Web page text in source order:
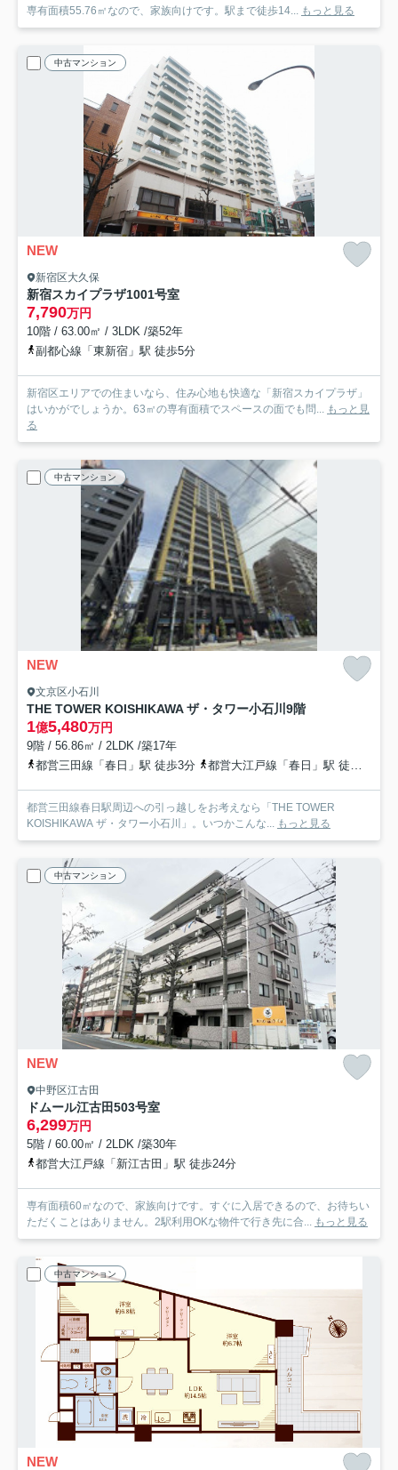
専有面積55.76㎡なので、家族向けです。駅まで徒歩14...
もっと見る
中古マンション
NEW
新宿区大久保
新宿スカイプラザ1001号室
7,790万円
10階 / 63.00㎡ / 3LDK /築52年
副都心線「東新宿」駅 徒歩5分
新宿区エリアでの住まいなら、住み心地も快適な「新宿スカイプラザ」
はいかがでしょうか。63㎡の専有面積でスペースの面でも問...
もっと見
る
中古マンション
NEW
文京区小石川
THE TOWER KOISHIKAWA ザ・タワー小石川 9階
1億5,480万円
9階 / 56.86㎡ / 2LDK /築17年
都営三田線「春日」駅 徒歩3分
都営大江戸線「春日」駅 徒歩3分
都営三田線春日駅周辺への引っ越しをお考えなら「THE TOWER
KOISHIKAWA ザ・タワー小石川」。いつかこんな...
もっと見る
中古マンション
NEW
中野区江古田
ドムール江古田503号室
6,299万円
5階 / 60.00㎡ / 2LDK /築30年
都営大江戸線「新江古田」駅 徒歩24分
専有面積60㎡なので、家族向けです。すぐに入居できるので、お待ちい
ただくことはありません。2駅利用OKな物件で行き先に合... もっと見る
中古マンション
NEW